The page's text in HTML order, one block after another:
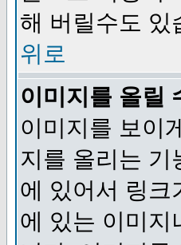
해 버릴수도 있
위로
이미지를 올릴
이미지를 보이
지를 올리는 기
에 있어서 링크
에 있는 이미지